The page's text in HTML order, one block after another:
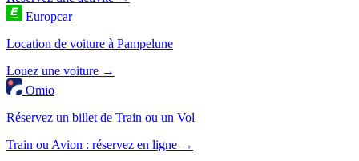
Europcar
Location de voiture à Pampelune
Louez une voiture →
Omio
Réservez un billet de Train ou un Vol
Train ou Avion : réservez en ligne →